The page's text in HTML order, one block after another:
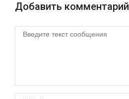
Добавить комментарий